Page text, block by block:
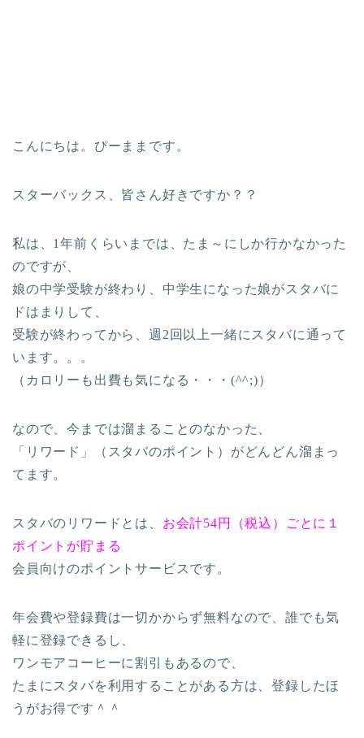
こんにちは。ぴーままです。
スターバックス、皆さん好きですか？？
私は、1年前くらいまでは、たま～にしか行かなかった
のですが、
娘の中学受験が終わり、中学生になった娘がスタバに
ドはまりして、
受験が終わってから、週2回以上一緒にスタバに通って
います。。。
（カロリーも出費も気になる・・・(^^;)）
なので、今までは溜まることのなかった、
「リワード」（スタバのポイント）がどんどん溜まっ
てます。
スタバのリワードとは、 お会計54円（税込）ごとに１
ポイントが貯まる
会員向けのポイントサービスです。
年会費や登録費は一切かからず無料なので、誰でも気
軽に登録できるし、
ワンモアコーヒーに割引もあるので、
たまにスタバを利用することがある方は、登録したほ
うがお得です＾＾